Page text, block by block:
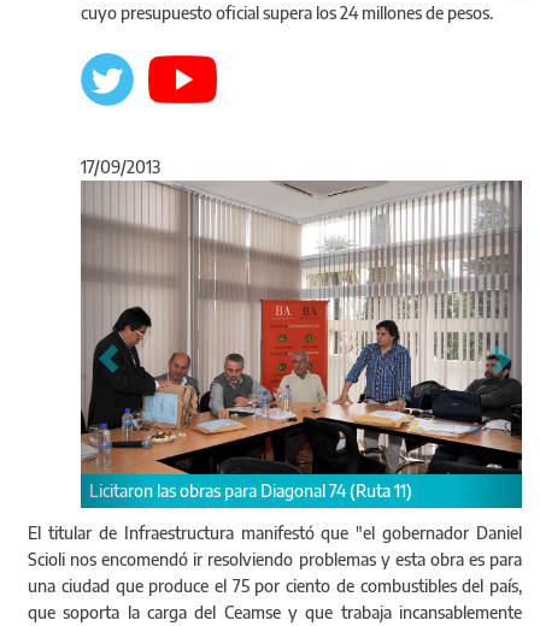
cuyo presupuesto oficial supera los 24 millones de pesos.
17/09/2013
Obra: reconstrucción losas de hormigón –primera etapa–
Anterior
El titular de Infraestructura manifestó que "el gobernador Daniel
Scioli nos encomendó ir resolviendo problemas y esta obra es para
una ciudad que produce el 75 por ciento de combustibles del país,
que soporta la carga del Ceamse y que trabaja incansablemente